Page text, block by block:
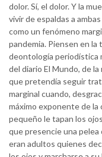
dolor. Sí, el dolor. Y la
vivir de espaldas a
como un fenómeno
pandemia. Piensen en
deontología periodística
del diario El Mundo, de
que pretendía seguir
marginal cuando,
máximo exponente de la
pequeño le tapan los
que presencie una
eran adultos quienes